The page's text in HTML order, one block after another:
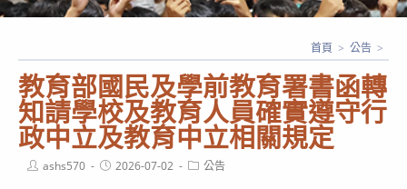
教育部國民及學前教育署書函轉
知請學校及教育人員確實遵守行
政中立及教育中立相關規定
首頁 > 公告 >
Postashs570
Post2026-07-02
Post公告